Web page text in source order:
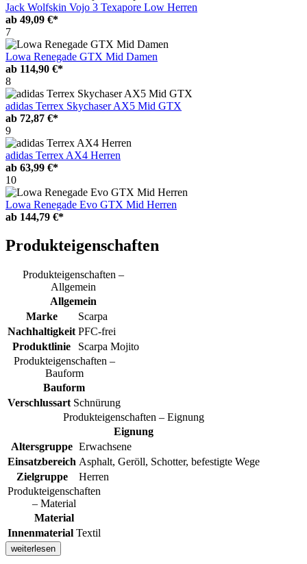
Jack Wolfskin Vojo 3 Texapore Low Herren
ab 49,09 €*
7
Lowa Renegade GTX Mid Damen
ab 114,90 €*
8
adidas Terrex Skychaser AX5 Mid GTX
ab 72,87 €*
9
adidas Terrex AX4 Herren
ab 63,99 €*
10
Lowa Renegade Evo GTX Mid Herren
ab 144,79 €*
Produkteigenschaften
Produkteigenschaften –
Allgemein
Allgemein
Marke
Scarpa
Nachhaltigkeit PFC-frei
Produktlinie
Scarpa Mojito
Produkteigenschaften –
Bauform
Bauform
Verschlussart Schnürung
Produkteigenschaften – Eignung
Eignung
Altersgruppe Erwachsene
Einsatzbereich Asphalt, Geröll, Schotter, befestigte Wege
Zielgruppe
Herren
Produkteigenschaften
– Material
Material
Innenmaterial Textil
weiterlesen